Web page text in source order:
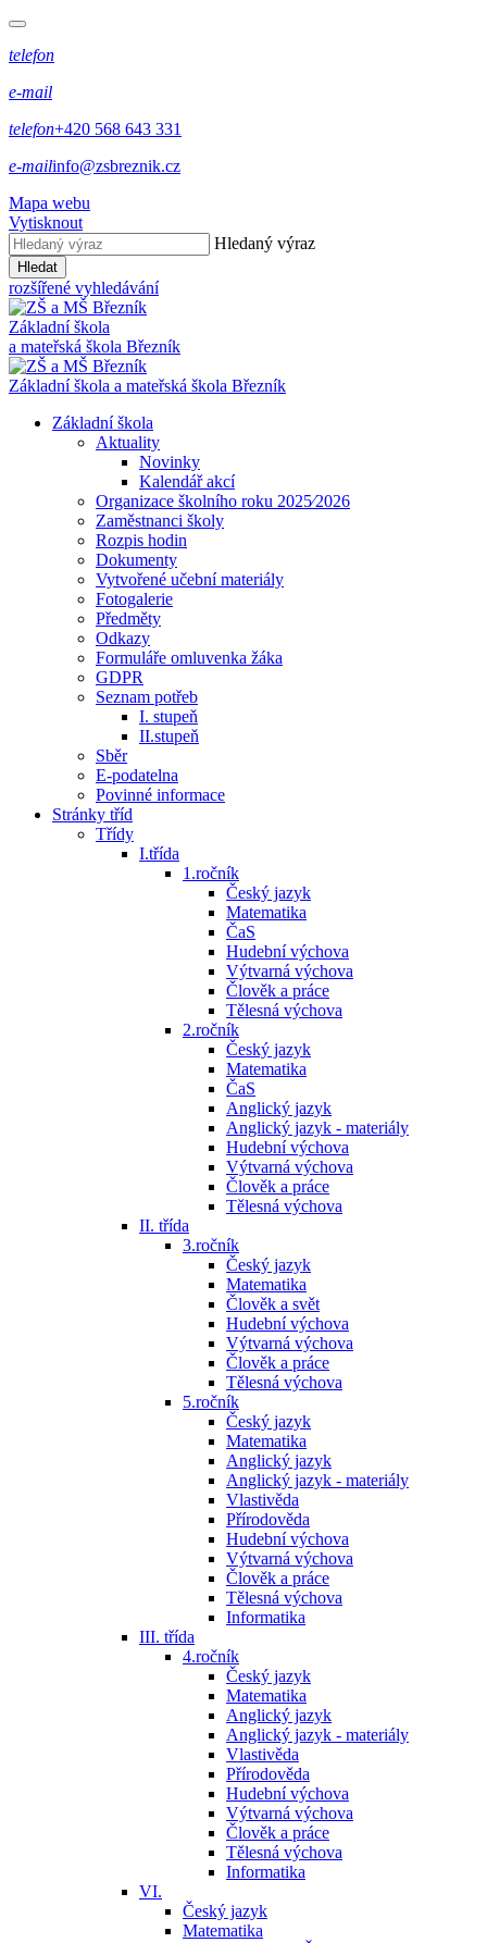
telefon
e-mail
telefon+420 568 643 331
e-mailinfo@zsbreznik.cz
Mapa webu
Vytisknout
Hledaný výraz
Hledat
rozšířené vyhledávání
Základní škola
a mateřská škola Březník
Základní škola a mateřská škola Březník
Základní škola
Aktuality
Novinky
Kalendář akcí
Organizace školního roku 2025⁄2026
Zaměstnanci školy
Rozpis hodin
Dokumenty
Vytvořené učební materiály
Fotogalerie
Předměty
Odkazy
Formuláře omluvenka žáka
GDPR
Seznam potřeb
I. stupeň
II.stupeň
Sběr
E-podatelna
Povinné informace
Stránky tříd
Třídy
I.třída
1.ročník
Český jazyk
Matematika
ČaS
Hudební výchova
Výtvarná výchova
Člověk a práce
Tělesná výchova
2.ročník
Český jazyk
Matematika
ČaS
Anglický jazyk
Anglický jazyk - materiály
Hudební výchova
Výtvarná výchova
Člověk a práce
Tělesná výchova
II. třída
3.ročník
Český jazyk
Matematika
Člověk a svět
Hudební výchova
Výtvarná výchova
Člověk a práce
Tělesná výchova
5.ročník
Český jazyk
Matematika
Anglický jazyk
Anglický jazyk - materiály
Vlastivěda
Přírodověda
Hudební výchova
Výtvarná výchova
Člověk a práce
Tělesná výchova
Informatika
III. třída
4.ročník
Český jazyk
Matematika
Anglický jazyk
Anglický jazyk - materiály
Vlastivěda
Přírodověda
Hudební výchova
Výtvarná výchova
Člověk a práce
Tělesná výchova
Informatika
VI.
Český jazyk
Matematika